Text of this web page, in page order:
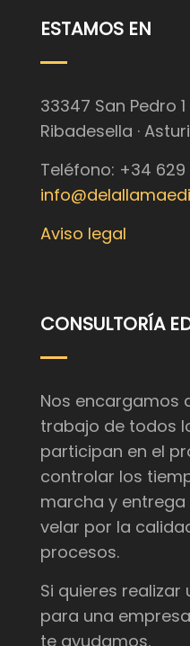
ESTAMOS EN
33347 San Pedro 1
Ribadesella ·
Teléfono: +34 629
Aviso legal
CONSULTORÍA
Nos encargamos
trabajo de todos
participan en el
controlar los
marcha y
velar por la
procesos.
Si quieres
para una
te ayudamos.